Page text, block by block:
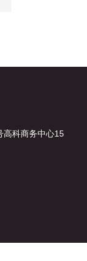
高科商务中心15